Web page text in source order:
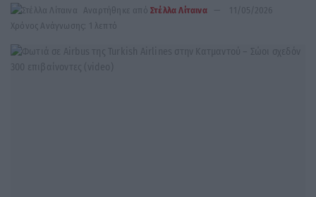
Αναρτήθηκε από Στέλλα Λίταινα
11/05/2026
Χρόνος Ανάγνωσης: 1 λεπτό